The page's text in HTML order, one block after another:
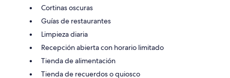
Cortinas oscuras
Guías de restaurantes
Limpieza diaria
Recepción abierta con horario limitado
Tienda de alimentación
Tienda de recuerdos o quiosco